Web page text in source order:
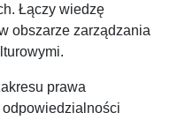
Łączy wiedzę
obszarze zarządzania
prawa